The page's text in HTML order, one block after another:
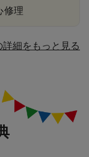
修理
詳細をもっと見る